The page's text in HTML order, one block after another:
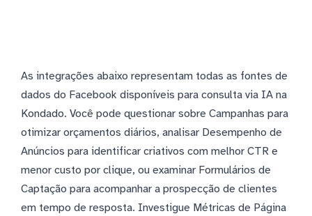
As integrações abaixo representam todas as fontes de
dados do Facebook disponíveis para consulta via IA na
Kondado. Você pode questionar sobre Campanhas para
otimizar orçamentos diários, analisar Desempenho de
Anúncios para identificar criativos com melhor CTR e
menor custo por clique, ou examinar Formulários de
Captação para acompanhar a prospecção de clientes
em tempo de resposta. Investigue Métricas de Página